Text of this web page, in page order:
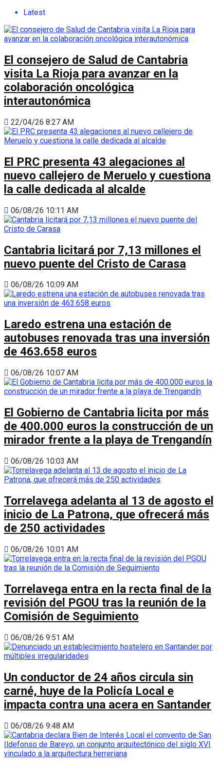
Latest
El consejero de Salud de Cantabria
visita La Rioja para avanzar en la
colaboración oncológica
interautonómica
22/04/26 8:27 AM
El PRC presenta 43 alegaciones al
nuevo callejero de Meruelo y cuestiona
la calle dedicada al alcalde
06/08/26 10:11 AM
Cantabria licitará por 7,13 millones el
nuevo puente del Cristo de Carasa
06/08/26 10:09 AM
Laredo estrena una estación de
autobuses renovada tras una inversión
de 463.658 euros
06/08/26 10:07 AM
El Gobierno de Cantabria licita por más
de 400.000 euros la construcción de un
mirador frente a la playa de Trengandín
06/08/26 10:03 AM
Torrelavega adelanta al 13 de agosto el
inicio de La Patrona, que ofrecerá más
de 250 actividades
06/08/26 10:01 AM
Torrelavega entra en la recta final de la
revisión del PGOU tras la reunión de la
Comisión de Seguimiento
06/08/26 9:51 AM
Un conductor de 24 años circula sin
carné, huye de la Policía Local e
impacta contra una acera en Santander
06/08/26 9:48 AM